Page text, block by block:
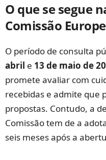
O que se segue
Comissão
O período de consulta
abril e 13 de maio de
promete avaliar com
recebidas e admite que
propostas. Contudo, a
Comissão tem de a
seis meses após a